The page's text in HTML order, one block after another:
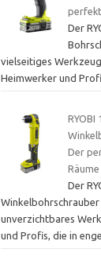
Der
vielseitiges
Heimwerker und
RYOBI
Der
Räume
Der
Winkelbohrschrauber
unverzichtbares
und Profis, die in